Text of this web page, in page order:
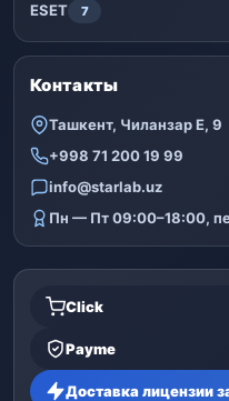
ESET 7
Контакты
Ташкент, Чиланзар Е, 9
+998 71 200 19 99
info@starlab.uz
Пн — Пт 09:00–18:00,
Click
Payme
Доставка лицензии